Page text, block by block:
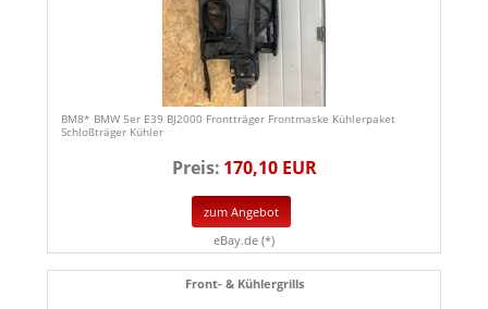
BM8* BMW 5er E39 BJ2000 Frontträger Frontmaske Kühlerpaket
Schloßträger Kühler
Preis: 170,10 EUR
zum Angebot
eBay.de (*)
Front- & Kühlergrills